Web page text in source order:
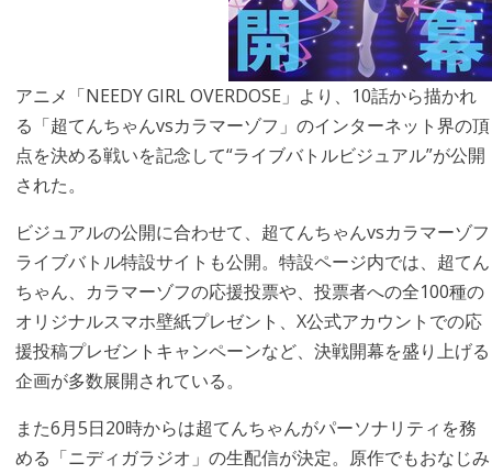
アニメ「NEEDY GIRL OVERDOSE」より、10話から描かれ
る「超てんちゃんvsカラマーゾフ」のインターネット界の頂
点を決める戦いを記念して“ライブバトルビジュアル”が公開
された。
ビジュアルの公開に合わせて、超てんちゃんvsカラマーゾフ
ライブバトル特設サイトも公開。特設ページ内では、超てん
ちゃん、カラマーゾフの応援投票や、投票者への全100種の
オリジナルスマホ壁紙プレゼント、X公式アカウントでの応
援投稿プレゼントキャンペーンなど、決戦開幕を盛り上げる
企画が多数展開されている。
また6月5日20時からは超てんちゃんがパーソナリティを務
める「ニディガラジオ」の生配信が決定。原作でもおなじみ